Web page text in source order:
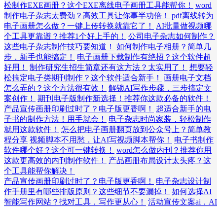
松制作EXE画册？这个EXE离线电子画册工具能帮你！
word
制作电子杂志太费劲？高效工具让你事半功倍！
pdf离线转为
电子画册怎么做？一键上传转换就靠它了！
AI批量做视频哪
个工具更靠谱？推荐1个好上手的！
公司电子杂志如何制作？
这些电子杂志制作技巧要知道！
如何制作电子相册？简单几
步，新手也能搞定！
电子画册下载制作有绝招？这个软件超
好用！
制作研究生招生简章还有这方法？太实用了！
想要轻
松搞定电子类期刊制作？这个软件适合新手！
画册电子文档
怎么弄的？这个方法很有效！
解锁AI写作步骤，三步搞定文
案创作！
期刊电子版制作新选择！推荐你这款必备的软件！
产品宣传画册印刷过时了？电子版更香啊！
超适合新手的电
子书的制作方法！用手就会！
电子杂志时尚家装，轻松制作
就用这款软件！
怎么把电子画册翻页放到公众号上？简单教
程分享 视频脚本不用愁，让AI写视频脚本帮你！
电子书制作
软件哪个好？这个可一键转换！
word怎么做内刊？推荐你用
这款更高效的内刊制作软件！
产品画册布局设计太头疼？这
个工具能帮你解决！
产品宣传画册印刷过时了？电子版更香啊！
电子杂志设计制
作手册里有哪些排版原则？这些细节不要漏掉！
如何选择AI
智能写作网站？找对工具，写作更从心！
活动宣传文案ai，AI